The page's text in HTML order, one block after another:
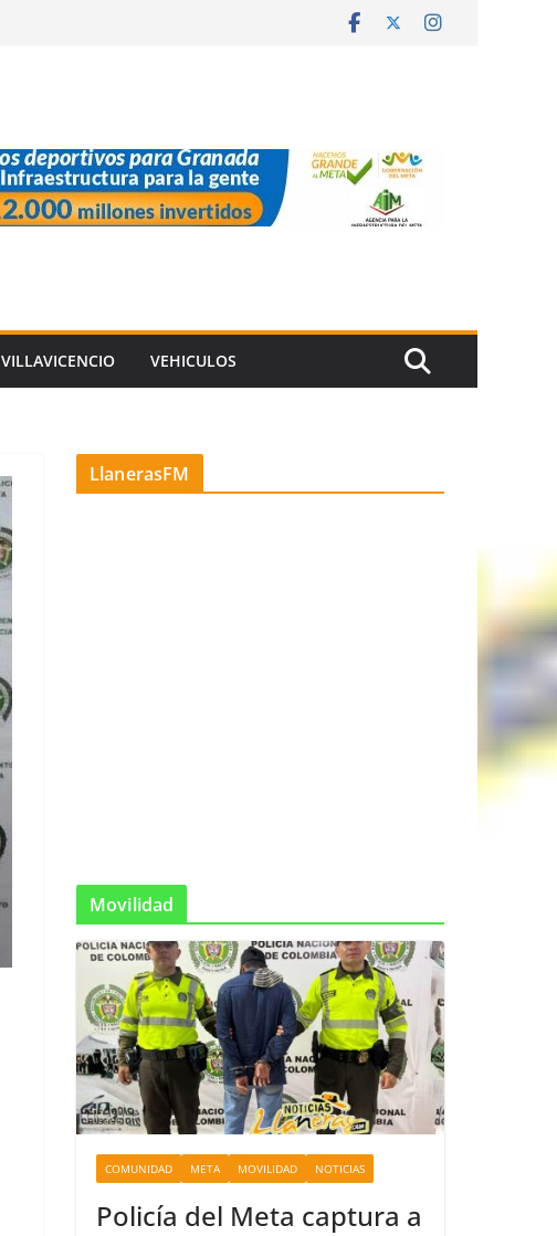
VILLAVICENCIO VEHICULOS
LlanerasFM
Movilidad
COMUNIDAD META MOVILIDAD NOTICIAS
Policía del Meta captura a